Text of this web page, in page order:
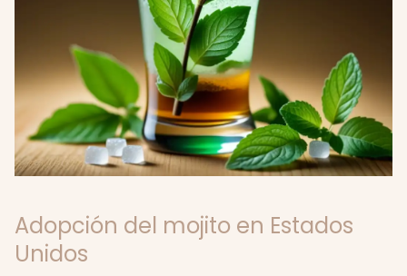
Adopción del mojito en Estados
Unidos